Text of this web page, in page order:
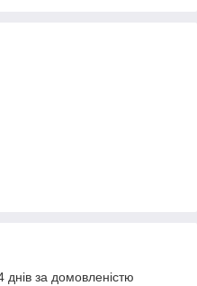
за домовленістю